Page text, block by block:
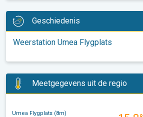
Geschiedenis
Weerstation Umea Flygplats
Meetgegevens uit de regio
Umea Flygplats (8m)